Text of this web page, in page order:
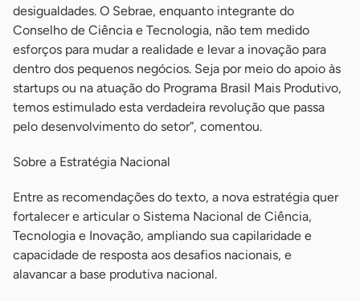
desigualdades. O Sebrae, enquanto integrante do
Conselho de Ciência e Tecnologia, não tem medido
esforços para mudar a realidade e levar a inovação para
dentro dos pequenos negócios. Seja por meio do apoio às
startups ou na atuação do Programa Brasil Mais Produtivo,
temos estimulado esta verdadeira revolução que passa
pelo desenvolvimento do setor”, comentou.
Sobre a Estratégia Nacional
Entre as recomendações do texto, a nova estratégia quer
fortalecer e articular o Sistema Nacional de Ciência,
Tecnologia e Inovação, ampliando sua capilaridade e
capacidade de resposta aos desafios nacionais, e
alavancar a base produtiva nacional.